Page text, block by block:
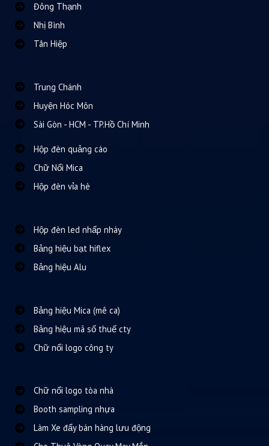
Đông Thạnh
Nhị Bình
Tân Hiệp
Trung Chánh
Huyện Hóc Môn
Sài Gòn - HCM - TP.Hồ Chí Minh
Hộp đèn quảng cáo
Chữ Nổi Mica
Hộp đèn vỉa hè
Hộp đèn led nhấp nháy
Bảng hiệu bạt hiflex
Bảng hiệu Alu
Bảng hiệu Mica (mê ca)
Bảng hiệu mã số thuế cty
Chữ nổi logo công ty
Chữ nổi logo tòa nhà
Booth sampling nhựa
Làm Xe đẩy bán hàng lưu động